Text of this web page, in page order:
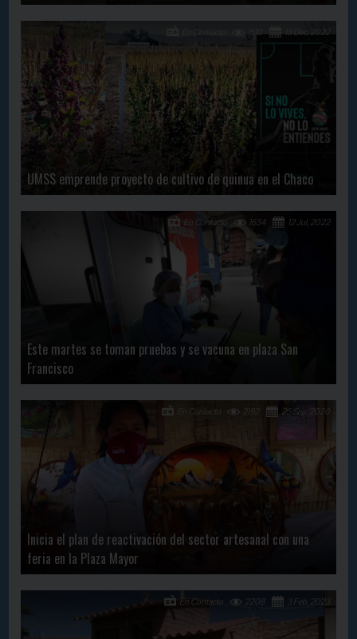
UMSS emprende proyecto de cultivo de quinua en el Chaco
13 Dec, 2022
1510
Este martes se toman pruebas y se vacuna en plaza San
Francisco
12 Jul, 2022
1634
En Contacto
Inicia el plan de reactivación del sector artesanal con una
feria en la Plaza Mayor
25 Sep, 2020
2192
En Contacto
3 Feb, 2023
2208
En Contacto